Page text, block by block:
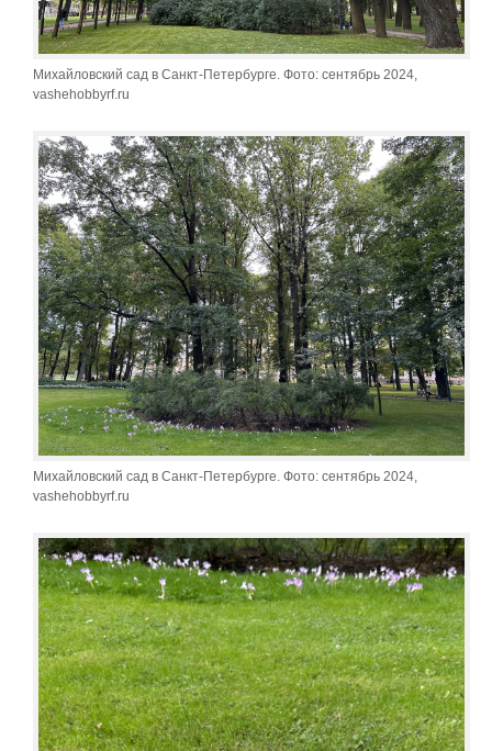
Михайловский сад в Санкт-Петербурге. Фото: сентябрь 2024,
vashehobbyrf.ru
Михайловский сад в Санкт-Петербурге. Фото: сентябрь 2024,
vashehobbyrf.ru